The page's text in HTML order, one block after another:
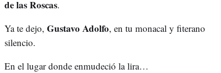
de las Roscas.
Ya te dejo, Gustavo Adolfo, en tu monacal y fiterano
silencio.
En el lugar donde enmudeció la lira…